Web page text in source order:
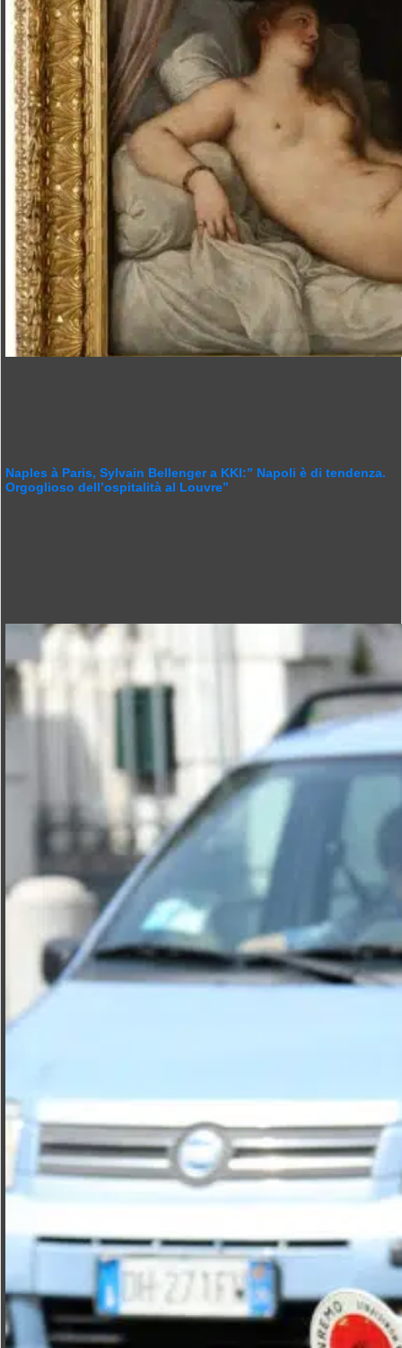
Naples à Paris, Sylvain Bellenger a KKI:” Napoli è di tendenza.
Orgoglioso dell’ospitalità al Louvre”